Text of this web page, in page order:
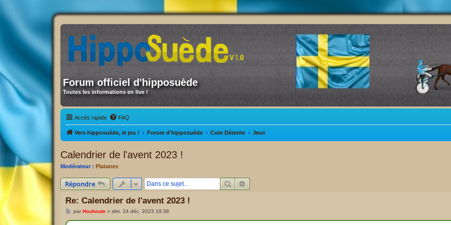
Forum officiel d'hipposuède
Toutes les informations en live !
Accès rapide FAQ
Vers hipposuède, le jeu ! Forum d'hipposuède Coin Détente Jeux
Calendrier de l'avent 2023 !
Modérateur : Platanes
Répondre Rechercher
Re: Calendrier de l'avent 2023 !
M
s
par Houhoute» dim. 24 déc. 2023 19:38